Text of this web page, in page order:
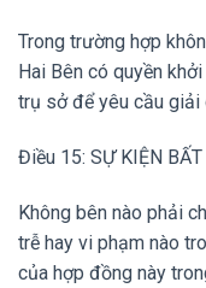
Trong trường hợp
Hai Bên có quyền
trụ sở để yêu cầu giải
Điều 15: SỰ KIỆN
Không bên nào phải
trễ hay vi phạm nào
của hợp đồng này